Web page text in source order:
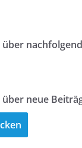
neue